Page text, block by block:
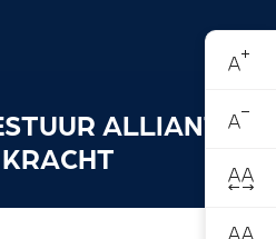
ALLIANTIE